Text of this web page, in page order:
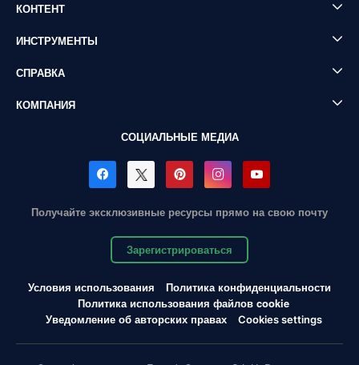
КОНТЕНТ
ИНСТРУМЕНТЫ
СПРАВКА
КОМПАНИЯ
СОЦИАЛЬНЫЕ МЕДИА
Получайте эксклюзивные ресурсы прямо на свою почту
Зарегистрироваться
Условия использования
Политика конфиденциальности
Политика использования файлов cookie
Уведомление об авторских правах
Cookies settings